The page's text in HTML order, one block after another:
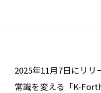
2025年11月7日にリ
常識を変える「K-